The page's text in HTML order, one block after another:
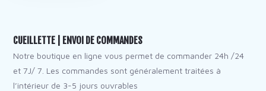
CUEILLETTE | ENVOI DE COMMANDES
Notre boutique en ligne vous permet de commander 24h /24
et 7J/ 7. Les commandes sont généralement traitées à
l’intérieur de 3-5 jours ouvrables